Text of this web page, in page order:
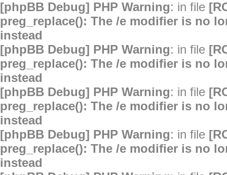
[phpBB Debug] PHP Warning: in file
preg_replace(): The /e modifier is no
instead
[phpBB Debug] PHP Warning: in file
preg_replace(): The /e modifier is no
instead
[phpBB Debug] PHP Warning: in file
preg_replace(): The /e modifier is no
instead
[phpBB Debug] PHP Warning: in file
preg_replace(): The /e modifier is no
instead